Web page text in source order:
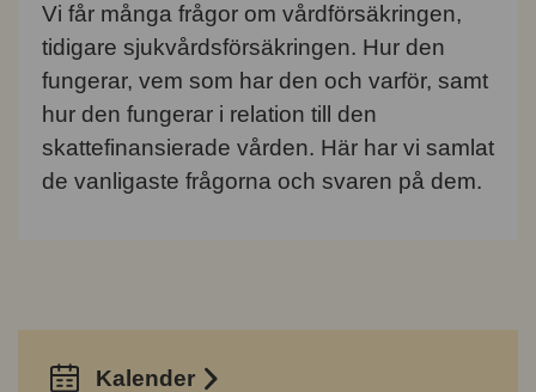
Vi får många frågor om vårdförsäkringen,
tidigare sjukvårdsförsäkringen. Hur den
fungerar, vem som har den och varför, samt
hur den fungerar i relation till den
skattefinansierade vården. Här har vi samlat
de vanligaste frågorna och svaren på dem.
Kalender